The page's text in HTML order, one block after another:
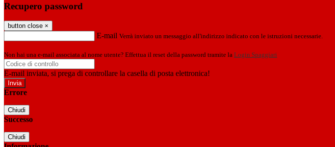
Recupero password
button close ×
E-mail Verrà inviato un messaggio all'indirizzo indicato con le istruzioni necessarie.
Non hai una e-mail associata al nome utente? Effettua il reset della password tramite la Login Spaggiari
E-mail inviata, si prega di controllare la casella di posta elettronica!
Errore
Chiudi
Successo
Chiudi